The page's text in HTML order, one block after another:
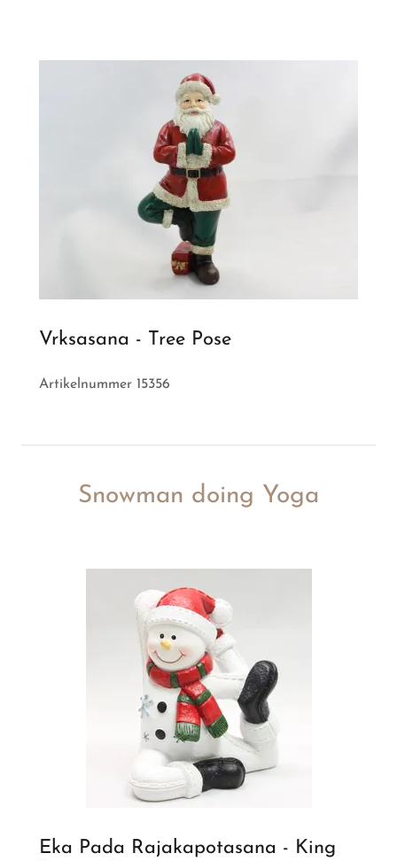
Vrksasana - Tree Pose
Artikelnummer 15356
Snowman doing Yoga
Eka Pada Rajakapotasana - King